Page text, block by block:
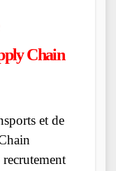
Chain
et de